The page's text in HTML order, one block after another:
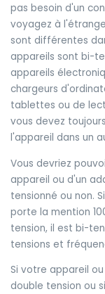
pas besoin d'un
voyagez à
sont différentes
appareils sont bi-
appareils
chargeurs
tablettes ou de
vous devez
l'appareil dans un
Vous devriez
appareil ou d'un
tensionné ou non.
porte la mention
tension, il est bi-
tensions et
Si votre appareil
double tension ou